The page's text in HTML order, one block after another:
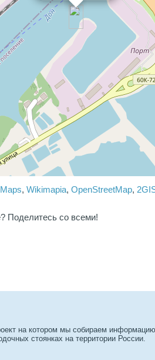
, Wikimapia, OpenStreetMap,
Поделитесь со всеми!
на котором мы собираем
стоянках на территории России.